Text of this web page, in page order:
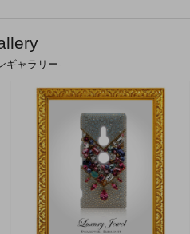
ギャラリー-